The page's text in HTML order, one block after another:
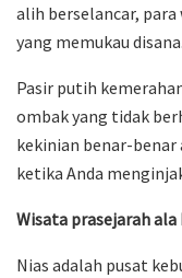
alih berselancar,
yang memukau disana.
Pasir putih
ombak yang tidak
kekinian benar-benar
ketika Anda
Wisata prasejarah ala
Nias adalah pusat